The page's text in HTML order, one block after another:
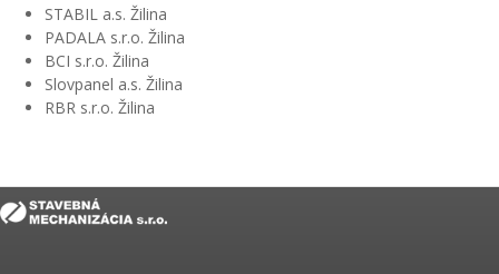
STABIL a.s. Žilina
PADALA s.r.o. Žilina
BCI s.r.o. Žilina
Slovpanel a.s. Žilina
RBR s.r.o. Žilina